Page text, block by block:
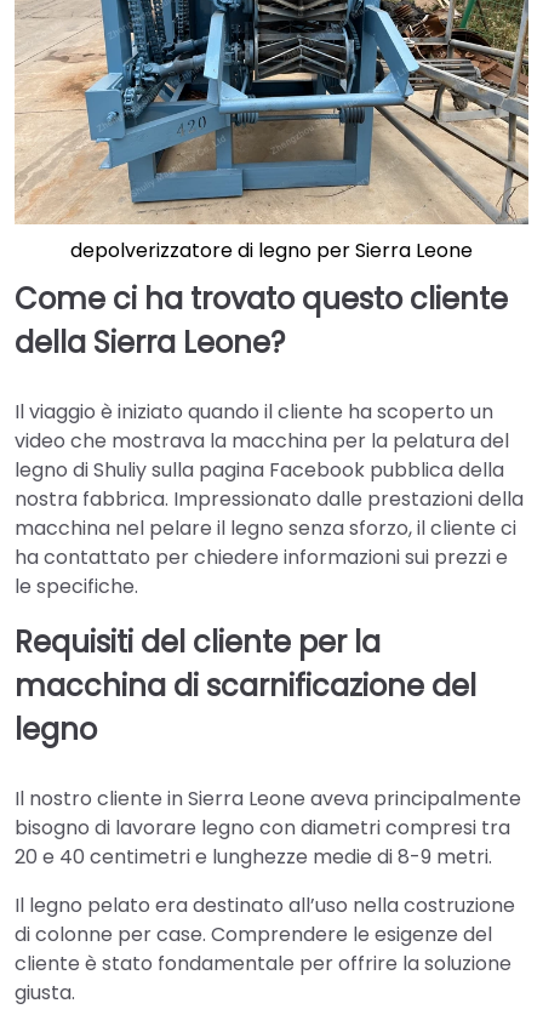
depolverizzatore di legno per Sierra Leone
Come ci ha trovato questo cliente
della Sierra Leone?
Il viaggio è iniziato quando il cliente ha scoperto un
video che mostrava la macchina per la pelatura del
legno di Shuliy sulla pagina Facebook pubblica della
nostra fabbrica. Impressionato dalle prestazioni della
macchina nel pelare il legno senza sforzo, il cliente ci
ha contattato per chiedere informazioni sui prezzi e
le specifiche.
Requisiti del cliente per la
macchina di scarnificazione del
legno
Il nostro cliente in Sierra Leone aveva principalmente
bisogno di lavorare legno con diametri compresi tra
20 e 40 centimetri e lunghezze medie di 8-9 metri.
Il legno pelato era destinato all’uso nella costruzione
di colonne per case. Comprendere le esigenze del
cliente è stato fondamentale per offrire la soluzione
giusta.